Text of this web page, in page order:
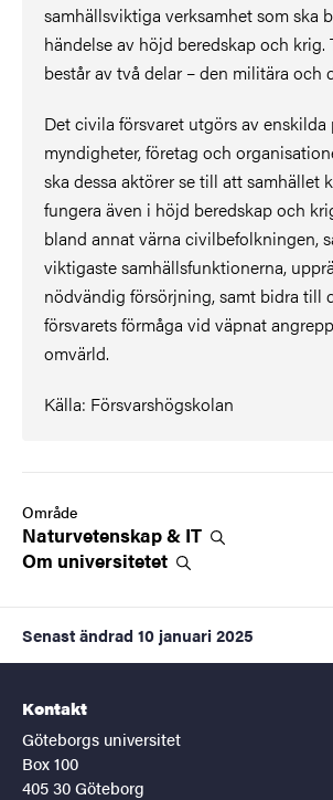
samhällsviktiga verksamhet som ska
händelse av höjd beredskap och krig.
består av två delar – den militära och
Det civila försvaret utgörs av enskilda
myndigheter, företag och
ska dessa aktörer se till att samhället
fungera även i höjd beredskap och
bland annat värna civilbefolkningen,
viktigaste samhällsfunktionerna,
nödvändig försörjning, samt bidra till
försvarets förmåga vid väpnat
omvärld.
Källa: Försvarshögskolan
Område
Naturvetenskap & IT
Om universitetet
Senast ändrad 10 januari 2025
Kontakt
Göteborgs universitet
Box 100
405 30 Göteborg